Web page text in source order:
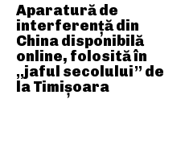
Aparatură de
interferență din
China disponibilă
online, folosită în
„jaful secolului” de
la Timișoara